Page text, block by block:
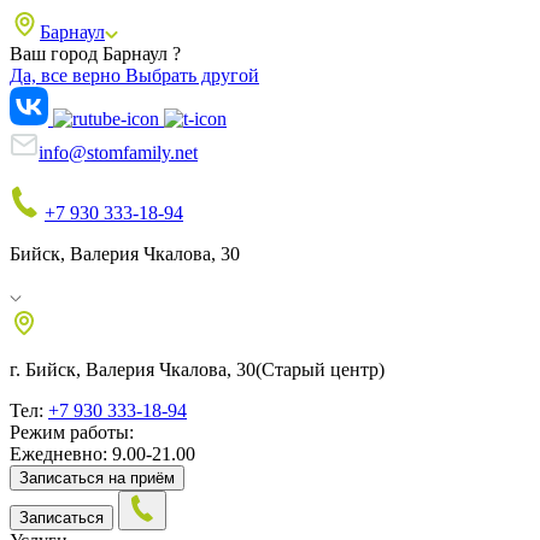
Барнаул
Ваш город Барнаул ?
Да, все верно Выбрать другой
info@stomfamily.net
+7 930 333-18-94
Бийск, Валерия Чкалова, 30
г. Бийск, Валерия Чкалова, 30(Старый центр)
Тел: +7 930 333-18-94
Режим работы:
Ежедневно: 9.00-21.00
Записаться на приём
Записаться